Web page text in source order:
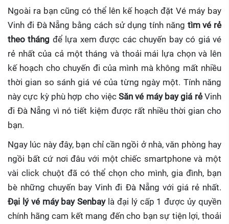
Ngoài ra bạn cũng có thể lên kế hoạch đặt Vé máy bay
Vinh đi Đà Nẵng bằng cách sử dụng tính năng tìm vé rẻ
theo tháng để lựa xem được các chuyến bay có giá vé
rẻ nhất của cả một tháng và thoải mái lựa chọn và lên
kế hoạch cho chuyến đi của mình mà không mất nhiều
thời gian so sánh giá vé của từng ngày một. Tính năng
này cực kỳ phù hợp cho việcSăn vé máy bay giá rẻVinh
đi Đà Nẵng vì nó tiết kiệm được rất nhiều thời gian cho
bạn.
Ngay lúc này đây, bạn chỉ cần ngồi ở nhà, văn phòng hay
ngồi bất cứ nơi đâu với một chiếc smartphone và một
vài click chuột đã có thể chọn cho mình, gia đình, bạn
bè những chuyến bay Vinh đi Đà Nẵng với giá rẻ nhất.
Đại lý vé máy bay Senbay là đại lý cấp 1 được ủy quyền
chính hãng cam kết mang đến cho bạn sự tiện lợi, thoải